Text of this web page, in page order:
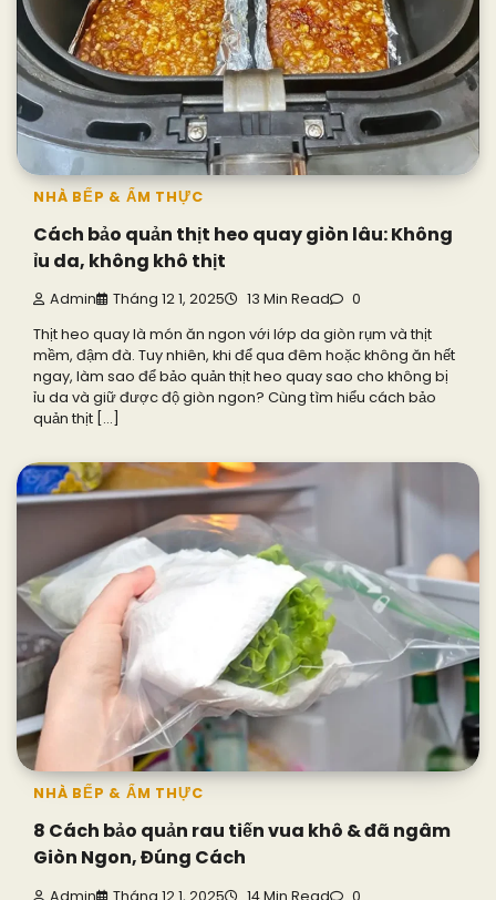
NHÀ BẾP & ẨM THỰC
Cách bảo quản thịt heo quay giòn lâu: Không
ỉu da, không khô thịt
Admin Tháng 12 1, 2025 13 Min Read 0
Thịt heo quay là món ăn ngon với lớp da giòn rụm và thịt
mềm, đậm đà. Tuy nhiên, khi để qua đêm hoặc không ăn hết
ngay, làm sao để bảo quản thịt heo quay sao cho không bị
ỉu da và giữ được độ giòn ngon? Cùng tìm hiểu cách bảo
quản thịt […]
NHÀ BẾP & ẨM THỰC
8 Cách bảo quản rau tiến vua khô & đã ngâm
Giòn Ngon, Đúng Cách
Admin Tháng 12 1, 2025 14 Min Read 0